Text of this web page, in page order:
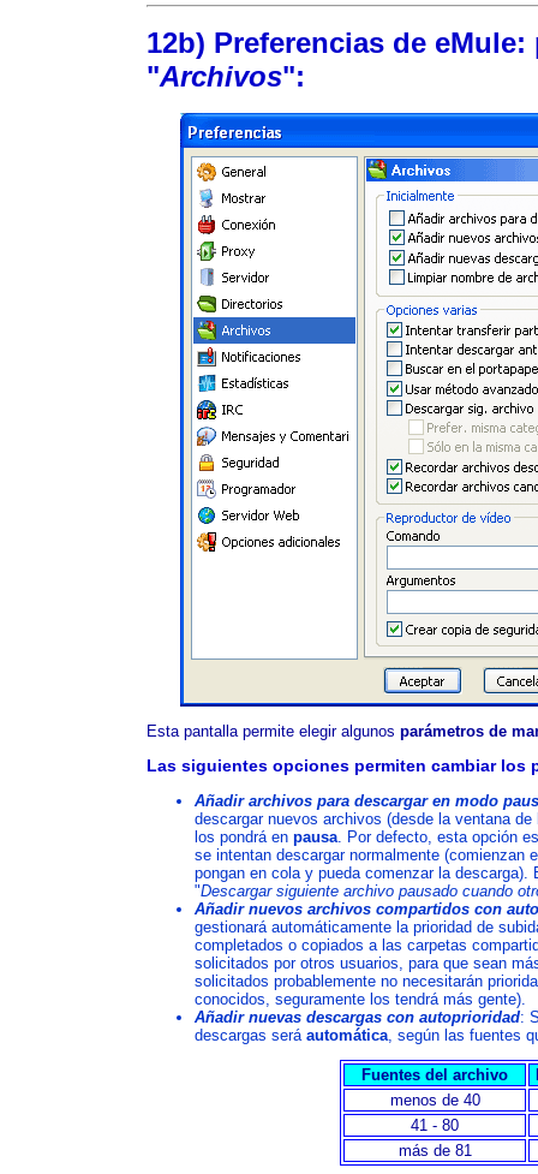
12b) Preferencias de eMule:
"Archivos":
Esta pantalla permite elegir algunos parámetros de
Las siguientes opciones permiten cambiar los
Añadir archivos para descargar en modo
descargar nuevos archivos (desde la ventana
los pondrá en pausa . Por defecto, esta opción
se intentan descargar normalmente (comienzan
pongan en cola y pueda comenzar la
"Descargar siguiente archivo pausado cuando
Añadir nuevos archivos compartidos con
gestionará automáticamente la prioridad de
completados o copiados a las carpetas
solicitados por otros usuarios, para que sean
solicitados probablemente no necesitarán
conocidos, seguramente los tendrá más gente).
Añadir nuevas descargas con autoprioridad:
descargas será automática , según las fuentes
Fuentes del archivo
menos de 40
41 - 80
más de 81